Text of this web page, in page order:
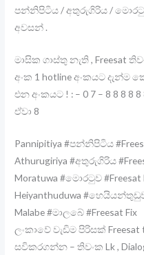
පන්නිපිටිය / අතුරුගිරිය /
අවසන් .
මාසික ගාස්තු නැති , Freesat
අංක 1 hotline අංකයට
එන අංකයට ! : – 0 7 – 8 8 8 8
ඒවා 8
Pannipitiya #පන්නිපිටිය
Athurugiriya #අතුරුගිරිය
Moratuwa #මොරටුව #Freesat
Heiyanthuduwa #හෙයියන්තුඩුව
Malabe #මාලබේ #Freesat Fix
ලංකාවේ වැඩිම පිරිසක්
සවිකරගන්න – තිවංක Lk ,